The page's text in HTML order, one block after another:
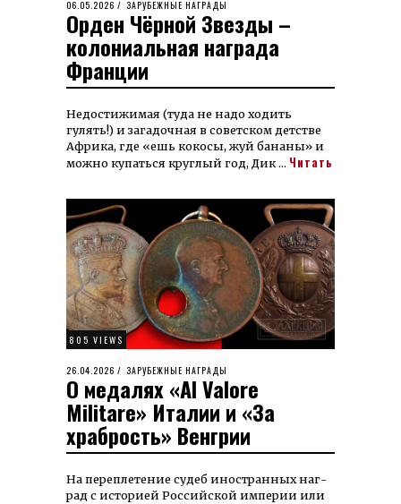
POSTED
ON
06.05.2026 06.05.2026
ЗАРУБЕЖНЫЕ НАГРАДЫ
Орден Чёрной Звезды –
колониальная награда
Франции
Недостижимая (туда не надо ходить
гулять!) и загадочная в советском детстве
Африка, где «ешь кокосы, жуй бананы» и
можно купаться круглый год, Дик … Читать
805 VIEWS
POSTED
ON
26.04.2026 06.08.2026
ЗАРУБЕЖНЫЕ НАГРАДЫ
О медалях «Al Valore
Militare» Италии и «За
храбрость» Венгрии
На пере­пле­те­ние су­деб ино­стран­ных наг­
рад с исто­рией Рос­сий­ской империи или